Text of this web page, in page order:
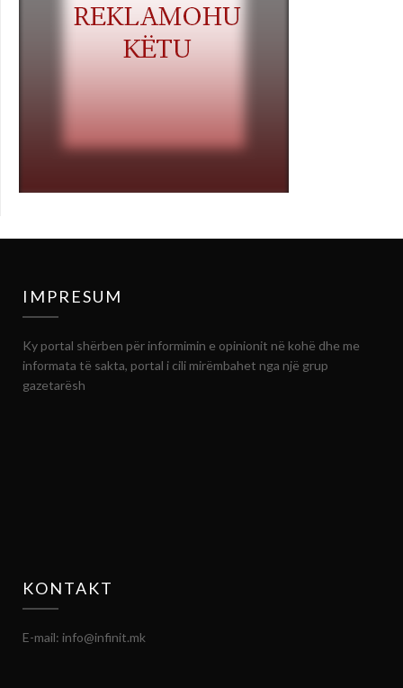
IMPRESUM
Ky portal shërben për informimin e opinionit në kohë dhe me
informata të sakta, portal i cili mirëmbahet nga një grup
gazetarësh
KONTAKT
E-mail: info@infinit.mk